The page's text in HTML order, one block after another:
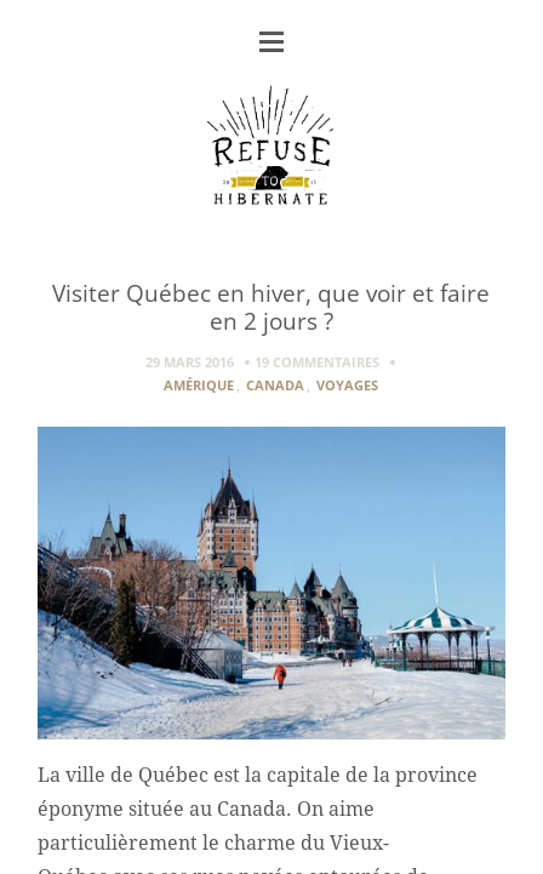
Visiter Québec en hiver, que voir et faire
en 2 jours ?
29 MARS 2016
19 COMMENTAIRES
AMÉRIQUE
CANADA VOYAGES
La ville de Québec est la capitale de la province
éponyme située au Canada. On aime
particulièrement le charme du Vieux-